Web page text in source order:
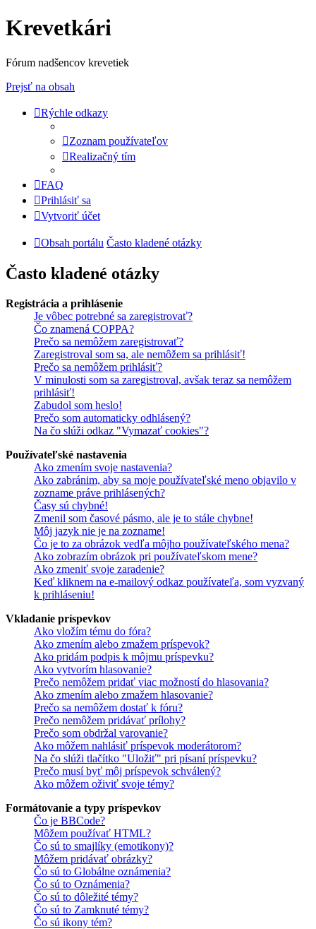
Krevetkári
Fórum nadšencov krevetiek
Prejsť na obsah
Rýchle odkazy
Zoznam používateľov
Realizačný tím
FAQ
Prihlásiť sa
Vytvoriť účet
Obsah portálu Často kladené otázky
Často kladené otázky
Registrácia a prihlásenie
Je vôbec potrebné sa zaregistrovať?
Čo znamená COPPA?
Prečo sa nemôžem zaregistrovať?
Zaregistroval som sa, ale nemôžem sa prihlásiť!
Prečo sa nemôžem prihlásiť?
V minulosti som sa zaregistroval, avšak teraz sa nemôžem
prihlásiť!
Zabudol som heslo!
Prečo som automaticky odhlásený?
Na čo slúži odkaz "Vymazať cookies"?
Používateľské nastavenia
Ako zmením svoje nastavenia?
Ako zabránim, aby sa moje používateľské meno objavilo v
zozname práve prihlásených?
Časy sú chybné!
Zmenil som časové pásmo, ale je to stále chybne!
Môj jazyk nie je na zozname!
Čo je to za obrázok vedľa môjho používateľského mena?
Ako zobrazím obrázok pri používateľskom mene?
Ako zmeniť svoje zaradenie?
Keď kliknem na e-mailový odkaz používateľa, som vyzvaný
k prihláseniu!
Vkladanie príspevkov
Ako vložím tému do fóra?
Ako zmením alebo zmažem príspevok?
Ako pridám podpis k môjmu príspevku?
Ako vytvorím hlasovanie?
Prečo nemôžem pridať viac možností do hlasovania?
Ako zmením alebo zmažem hlasovanie?
Prečo sa nemôžem dostať k fóru?
Prečo nemôžem pridávať prílohy?
Prečo som obdržal varovanie?
Ako môžem nahlásiť príspevok moderátorom?
Na čo slúži tlačítko "Uložiť" pri písaní príspevku?
Prečo musí byť môj príspevok schválený?
Ako môžem oživiť svoje témy?
Formátovanie a typy príspevkov
Čo je BBCode?
Môžem používať HTML?
Čo sú to smajlíky (emotikony)?
Môžem pridávať obrázky?
Čo sú to Globálne oznámenia?
Čo sú to Oznámenia?
Čo sú to dôležité témy?
Čo sú to Zamknuté témy?
Čo sú ikony tém?